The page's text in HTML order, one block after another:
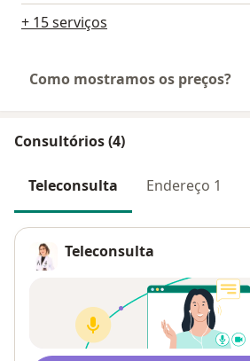
+ 15 serviços
Como mostramos os preços?
Consultórios (4)
Teleconsulta Endereço 1
Teleconsulta